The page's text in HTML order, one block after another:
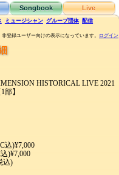
Songbook Live
ミュージシャン グループ団体 配信
非登録ユーザー向けの表示になっています。 ログイン
HISTORICAL LIVE 2021
部】
込)¥7,000
)¥7,000
込)